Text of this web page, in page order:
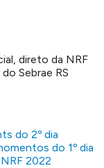
direto da NRF
Sebrae RS
do 2º dia
do 1º dia
2022